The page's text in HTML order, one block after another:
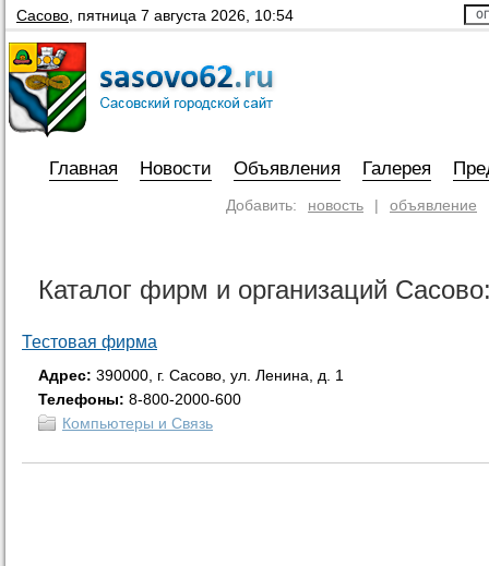
Сасово пятница 7 августа 2026, 10:54
Главная Новости Объявления Галерея
Добавить: новость | объявление
Каталог фирм и организаций
Тестовая фирма
Адрес: 390000, г. Сасово, ул. Ленина, д. 1
Телефоны: 8-800-2000-600
Компьютеры и Связь